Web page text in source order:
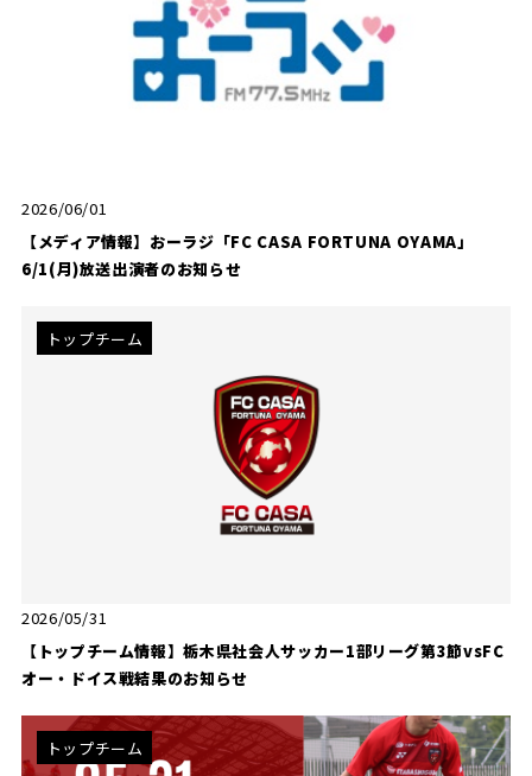
2026/06/01
【メディア情報】おーラジ「FC CASA FORTUNA OYAMA」
6/1(月)放送出演者のお知らせ
トップチーム
2026/05/31
【トップチーム情報】栃木県社会人サッカー1部リーグ第3節vsFC
オー・ドイス戦結果のお知らせ
トップチーム